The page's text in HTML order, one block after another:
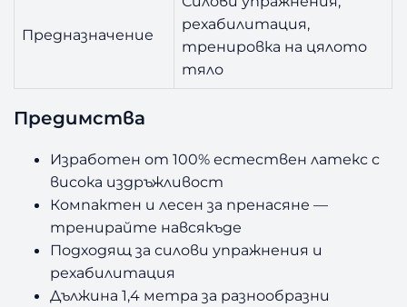
Предназначение
рехабилитация,
тренировка на цялото
тяло
Предимства
Изработен от 100% естествен латекс с
висока издръжливост
Компактен и лесен за пренасяне —
тренирайте навсякъде
Подходящ за силови упражнения и
рехабилитация
Дължина 1,4 метра за разнообразни